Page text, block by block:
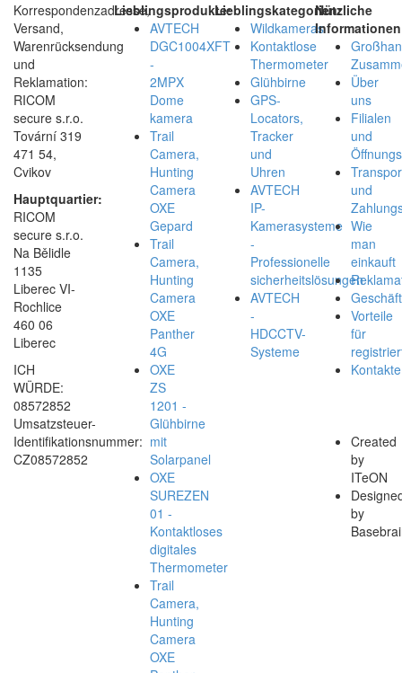
Korrespondenzadresse,
Versand,
Warenrücksendung
und
Reklamation:
RICOM
secure s.r.o.
Tovární 319
471 54,
Cvikov
Hauptquartier:
RICOM
secure s.r.o.
Na Bělidle
1135
Liberec VI-
Rochlice
460 06
Liberec
ICH
WÜRDE:
08572852
Umsatzsteuer-
Identifikationsnummer:
CZ08572852
Lieblingsprodukte:
AVTECH
DGC1004XFT
-
2MPX
Dome
kamera
Trail
Camera,
Hunting
Camera
OXE
Gepard
Trail
Camera,
Hunting
Camera
OXE
Panther
4G
OXE
ZS
1201 -
Glühbirne
mit
Solarpanel
OXE
SUREZEN
01 -
Kontaktloses
digitales
Thermometer
Trail
Camera,
Hunting
Camera
OXE
Lieblingskategorien:
Wildkameras
Kontaktlose
Thermometer
Glühbirne
GPS-
Locators,
Tracker
und
Uhren
AVTECH
IP-
Kamerasysteme
-
Professionelle
sicherheitslösungen
AVTECH
-
HDCCTV-
Systeme
Nützliche
Über
uns
Filialen
und
und
Wie
man
einkauft
Vorteile
für
Kontakte
Created
by
ITeON
by